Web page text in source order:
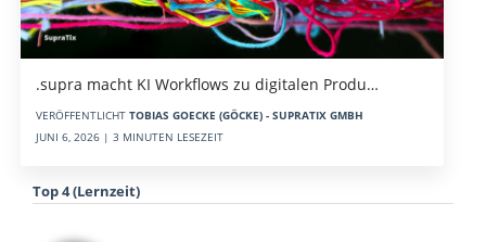
.supra macht KI Workflows zu digitalen Produ…
VERÖFFENTLICHT TOBIAS GOECKE (GÖCKE) - SUPRATIX GMBH
JUNI 6, 2026 | 3 MINUTEN LESEZEIT
Top 4 (Lernzeit)